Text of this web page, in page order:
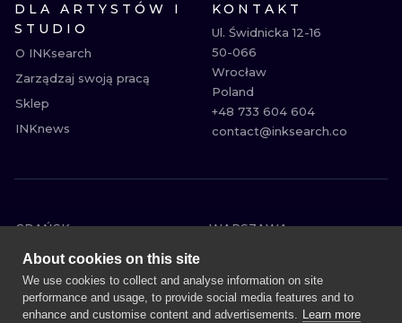
DLA ARTYSTÓW I
STUDIO
O INKsearch
Zarządzaj swoją pracą
Sklep
INKnews
KONTAKT
Ul. Świdnicka 12-16
50-066
Wrocław
Poland
+48 733 604 604
contact@inksearch.co
GDAŃSK
WARSZAWA
POZNAŃ
KATOWICE
WROCŁAW
ŁÓDŹ
BERLIN
About cookies on this site
We use cookies to collect and analyse information on site
performance and usage, to provide social media features and to
enhance and customise content and advertisements. Learn more